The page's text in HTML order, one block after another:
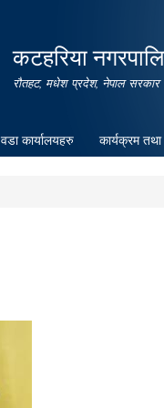
कटहरिया
रौतहट, मधेश प्रदेश, नेपाल सरकार
वडा कार्यालयहरु कार्यक्रम तथा